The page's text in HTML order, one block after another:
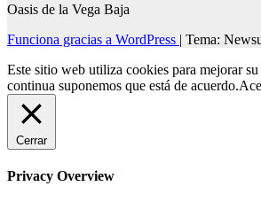
Oasis de la Vega Baja
Funciona gracias a WordPress | Tema:
Este sitio web utiliza cookies para mejorar
continua suponemos que está de acuerdo.
Cerrar
Privacy Overview